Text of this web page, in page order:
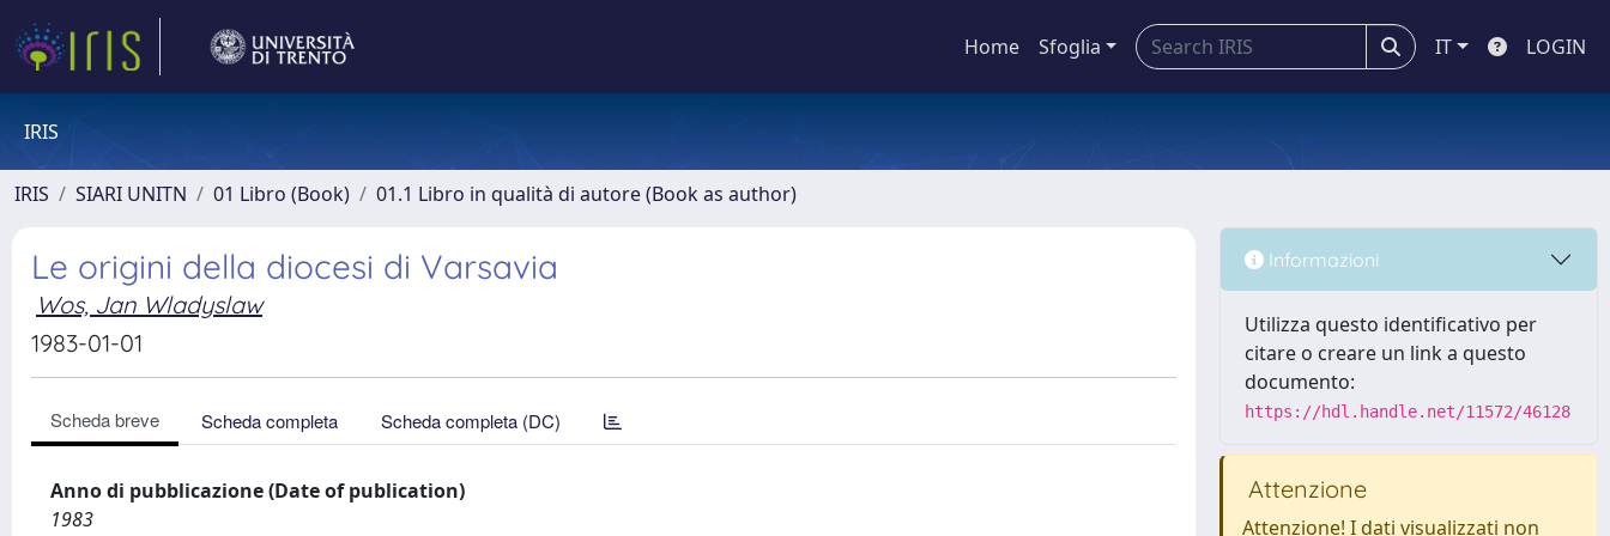
Home Sfoglia IT LOGIN
IRIS
IRIS SIARI UNITN 01 Libro (Book) 01.1 Libro in qualità di autore (Book as author)
Le origini della diocesi di Varsavia
Wos, Jan Wladyslaw
1983-01-01
Scheda breve Scheda completa Scheda completa (DC)
Anno di pubblicazione (Date of publication)
1983
Informazioni
Utilizza questo identificativo per
citare o creare un link a questo
documento:
https://hdl.handle.net/11572/46128
Attenzione
Attenzione! I dati visualizzati non